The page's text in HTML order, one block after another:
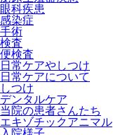
眼科疾患
感染症
手術
検査
便検査
日常ケアやしつけ
日常ケアについて
しつけ
デンタルケア
当院の患者さんたち
エキゾチックアニマル